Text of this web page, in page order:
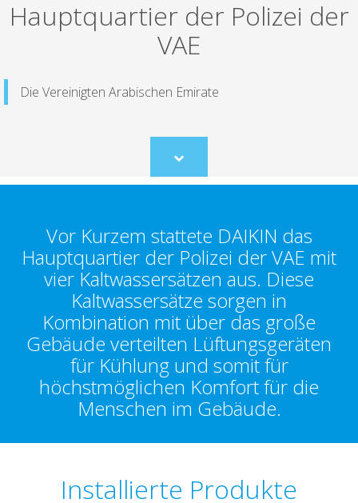
Hauptquartier der Polizei der
VAE
Die Vereinigten Arabischen Emirate
Scroll
to
Vor Kurzem stattete DAIKIN das
Hauptquartier der Polizei der VAE mit
vier Kaltwassersätzen aus. Diese
Kaltwassersätze sorgen in
Kombination mit über das große
Gebäude verteilten Lüftungsgeräten
für Kühlung und somit für
höchstmöglichen Komfort für die
Menschen im Gebäude.
Installierte Produkte